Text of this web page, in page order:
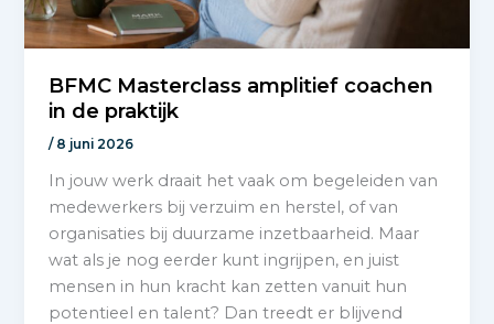
BFMC Masterclass amplitief coachen
in de praktijk
/ 8 juni 2026
In jouw werk draait het vaak om begeleiden van
medewerkers bij verzuim en herstel, of van
organisaties bij duurzame inzetbaarheid. Maar
wat als je nog eerder kunt ingrijpen, en juist
mensen in hun kracht kan zetten vanuit hun
potentieel en talent? Dan treedt er blijvend